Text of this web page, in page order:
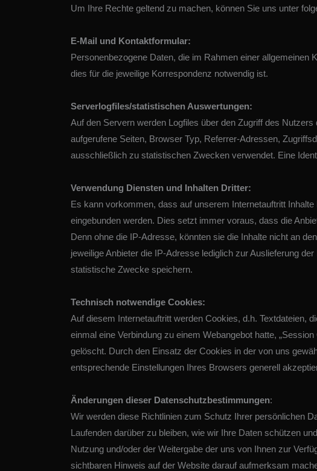
Um Ihre Rechte geltend zu machen, können Sie uns unter
E-Mail und Kontaktformular:
Personenbezogene Daten, die im Rahmen einer
dies für die jeweilige Korrespondenz notwendig ist.
Serverlogfiles/statistischen Auswertungen:
Auf den Servern werden Logfiles über den Zugriff des
aufgerufene Seiten, Browser Typ, Referrer-Adressen,
ausschließlich zu statistischen Zwecken verwendet. Eine
Verwendung Diensten und Inhalten Dritter:
Es kann vorkommen, dass auf unserem Internetauftritt
eingebunden werden. Dies setzt immer voraus, dass die
Denn ohne die IP-Adresse, könnten sie die Inhalte nicht an
jeweilige Anbieter die IP-Adresse lediglich zur Auslieferung
statistische Zwecke speichern.
Technisch notwendige Cookies:
Auf diesem Internetauftritt werden Cookies, d.h. Textdateien,
einmal eine Verbindung zu einem Webangebot hatte,
gelöscht. Durch den Einsatz der Cookies in der von uns
entsprechende Einstellungen Ihres Browsers generell
Änderungen dieser Datenschutzbestimmungen:
Wir werden diese Richtlinien zum Schutz Ihrer persönlichen
Laufenden darüber zu bleiben, wie wir Ihre Daten schützen
Nutzung und/oder der Weitergabe der uns von Ihnen zur
sichtbaren Hinweis auf der Website darauf aufmerksam